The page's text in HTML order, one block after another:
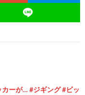
ーが… #ジギング #ビッ